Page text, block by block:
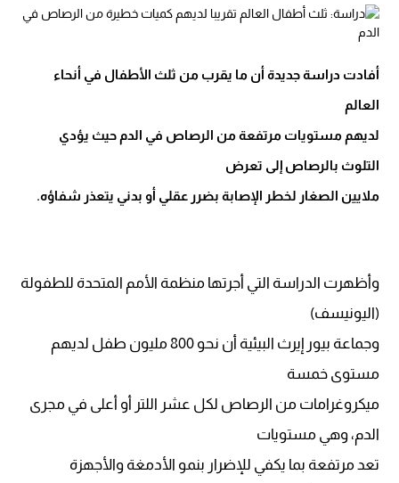
أفادت دراسة جديدة أن ما يقرب من ثلث الأطفال في أنحاء
العالم
لديهم مستويات مرتفعة من الرصاص في الدم حيث يؤدي
التلوث بالرصاص إلى تعرض
ملايين الصغار لخطر الإصابة بضرر عقلي أو بدني يتعذر شفاؤه.
وأظهرت الدراسة التي أجرتها منظمة الأمم المتحدة للطفولة
(اليونيسف)
وجماعة بيور إيرث البيئية أن نحو 800 مليون طفل لديهم
مستوى خمسة
ميكروغرامات من الرصاص لكل عشر اللتر أو أعلى في مجرى
الدم، وهي مستويات
تعد مرتفعة بما يكفي للإضرار بنمو الأدمغة والأجهزة